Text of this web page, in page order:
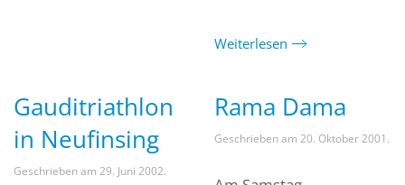
Weiterlesen
Gauditriathlon
in Neufinsing
Geschrieben am 29. Juni 2002.
Rama Dama
Geschrieben am 20. Oktober 2001 .